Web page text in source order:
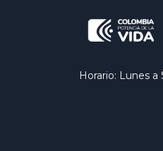
Horario: Lunes